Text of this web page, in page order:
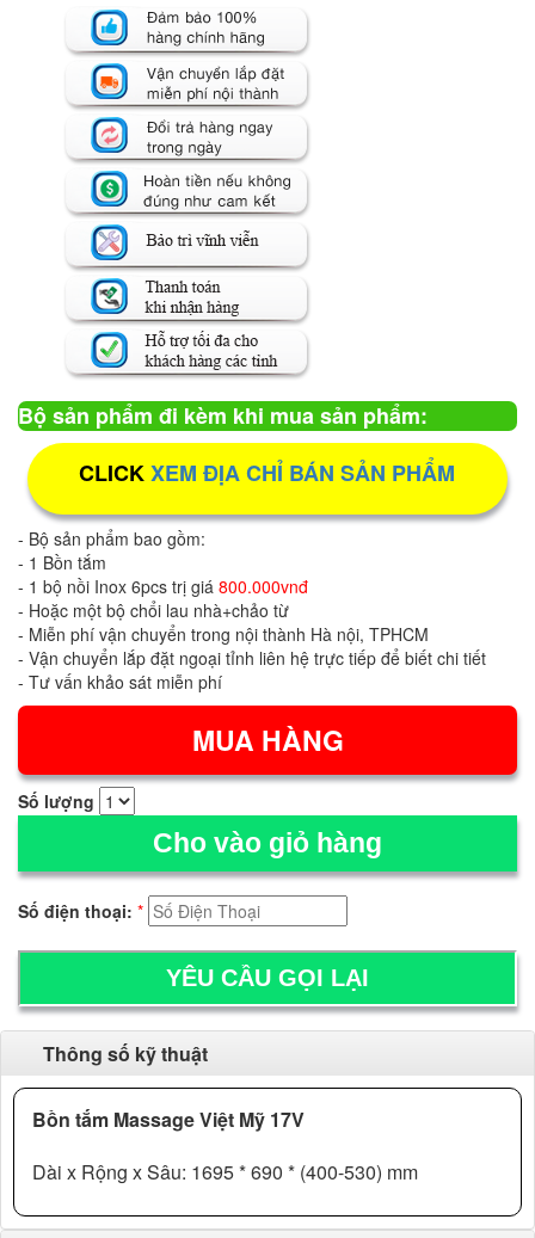
Bộ sản phẩm đi kèm khi mua sản phẩm:
CLICKXEM ĐỊA CHỈ BÁN SẢN PHẨM
- Bộ sản phẩm bao gồm:
- 1 Bồn tắm
- 1 bộ nồi Inox 6pcs trị giá 800.000vnđ
- Hoặc một bộ chổi lau nhà+chảo từ
- Miễn phí vận chuyển trong nội thành Hà nội, TPHCM
- Vận chuyển lắp đặt ngoại tỉnh liên hệ trực tiếp để biết chi tiết
- Tư vấn khảo sát miễn phí
Số lượng
Cho vào giỏ hàng
Số điện thoại: *
Thông số kỹ thuật
Bồn tắm Massage Việt Mỹ 17V
Dài x Rộng x Sâu: 1695 * 690 * (400-530) mm